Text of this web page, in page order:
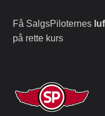
Få SalgsPiloternes
på rette kurs